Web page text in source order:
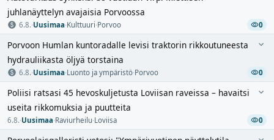
juhlanäyttelyn avajaisia Porvoossa
6.8.·Uusimaa·Kulttuuri·Porvoo 0
Porvoon Humlan kuntoradalle levisi traktorin rikkoutuneesta
hydrauliikasta öljyä torstaina
6.8.·Uusimaa·Luonto ja ympäristö·Porvoo 0
Poliisi ratsasi 45 hevoskuljetusta Loviisan raveissa – havaitsi
useita rikkomuksia ja puutteita
6.8.·Uusimaa·Raviurheilu·Loviisa 0